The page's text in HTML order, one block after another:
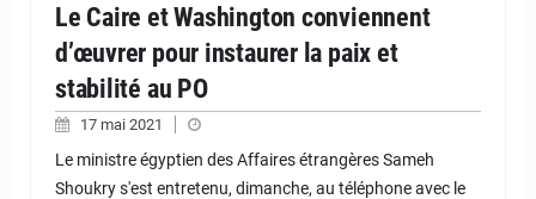
Le Caire et Washington conviennent
d’œuvrer pour instaurer la paix et
stabilité au PO
17 mai 2021
Le ministre égyptien des Affaires étrangères Sameh
Shoukry s'est entretenu, dimanche, au téléphone avec le